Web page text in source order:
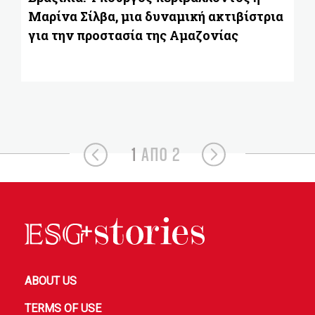
Μαρίνα Σίλβα, μια δυναμική ακτιβίστρια
για την προστασία της Αμαζονίας
1 ΑΠΟ 2
ABOUT US
TERMS OF USE